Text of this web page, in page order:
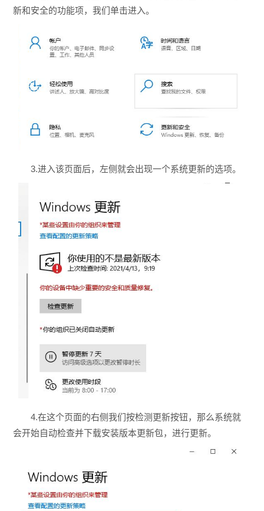
新和安全的功能项，我们单击进入。
3.进入该页面后，左侧就会出现一个系统更新的选项。
4.在这个页面的右侧我们按检测更新按钮，那么系统就
会开始自动检查并下载安装版本更新包，进行更新。